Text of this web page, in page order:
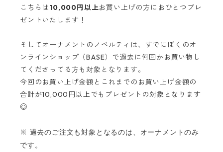
こちらは10,000円以上お買い上げの方におひとつプレ
ゼントいたします！
そしてオーナメントのノベルティは、すでにぼくのオ
ンラインショップ（BASE）で過去に何回かお買い物 し
てくださってる方も対象となります。
今回のお買い上げ金額とこれまでのお買い上げ金額の
合計が10,000円以上でもプレゼントの対象となります
◎
※ 過去のご注文も対象となるのは、オーナメントのみ
です。